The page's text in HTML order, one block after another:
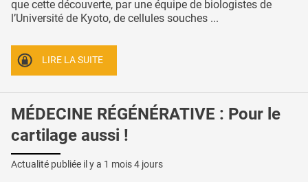
que cette découverte, par une équipe de biologistes de
l’Université de Kyoto, de cellules souches ...
LIRE LA SUITE
MÉDECINE RÉGÉNÉRATIVE : Pour le
cartilage aussi !
Actualité publiée il y a 1 mois 4 jours